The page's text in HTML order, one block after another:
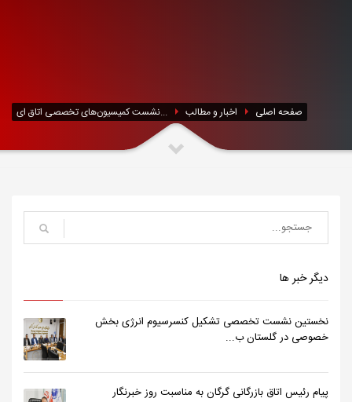
نشست کمیسیون‌های تخصصی اتاق ای... اخبار و مطالب صفحه اصلی
دیگر خبر ها
نخستین نشست تخصصی تشکیل کنسرسیوم انرژی بخش
خصوصی در گلستان ب...
پیام رئیس اتاق بازرگانی گرگان به مناسبت روز خبرنگار